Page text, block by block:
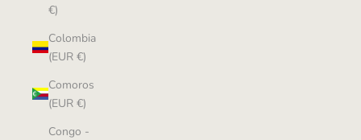
€)
Colombia
(EUR €)
Comoros
(EUR €)
Congo -